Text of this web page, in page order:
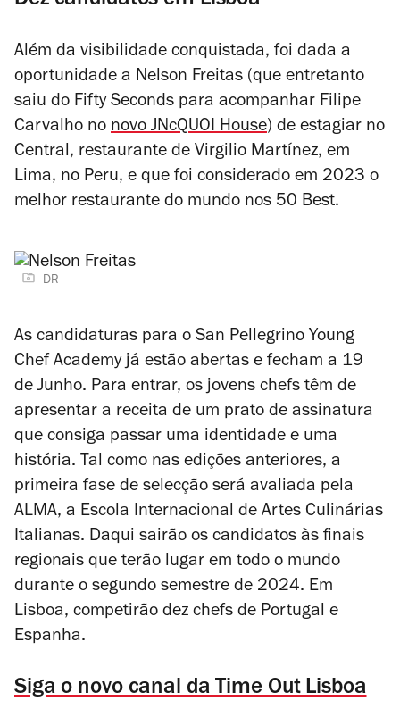
Além da visibilidade conquistada, foi dada a
oportunidade a Nelson Freitas (que entretanto
saiu do Fifty Seconds para acompanhar Filipe
Carvalho no novo JNcQUOI House) de estagiar no
Central, restaurante de Virgilio Martínez, em
Lima, no Peru, e que foi considerado em 2023 o
melhor restaurante do mundo nos 50 Best.
DR
As candidaturas para o San Pellegrino Young
Chef Academy já estão abertas e fecham a 19
de Junho. Para entrar, os jovens chefs têm de
apresentar a receita de um prato de assinatura
que consiga passar uma identidade e uma
história. Tal como nas edições anteriores, a
primeira fase de selecção será avaliada pela
ALMA, a Escola Internacional de Artes Culinárias
Italianas. Daqui sairão os candidatos às finais
regionais que terão lugar em todo o mundo
durante o segundo semestre de 2024. Em
Lisboa, competirão dez chefs de Portugal e
Espanha.
Siga o novo canal da Time Out Lisboa